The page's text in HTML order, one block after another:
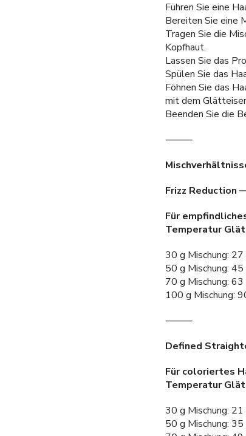
Führen Sie eine
Bereiten Sie eine
Tragen Sie die
Kopfhaut.
Lassen Sie das
Spülen Sie das
Föhnen Sie das
mit dem
Beenden Sie die
⸻
Frizz Reduction
Für
Temperatur
30 g Mischung:
50 g Mischung:
70 g Mischung:
100 g Mischung:
⸻
Defined
Für coloriertes
Temperatur
30 g Mischung:
50 g Mischung: